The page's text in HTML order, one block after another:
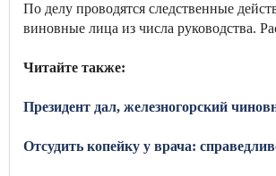
По делу проводятся следственные
виновные лица из числа руководства.
Читайте также:
Президент дал, железногорский
Отсудить копейку у врача: